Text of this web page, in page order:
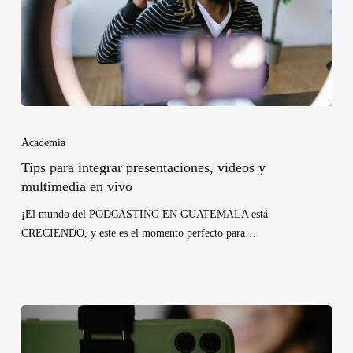
Academia
Tips para integrar presentaciones, videos y
multimedia en vivo
¡El mundo del PODCASTING EN GUATEMALA está
CRECIENDO, y este es el momento perfecto para…